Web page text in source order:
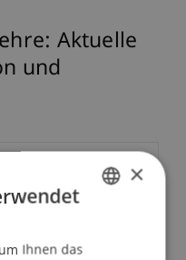
Aktuelle
und
×
Ihnen das